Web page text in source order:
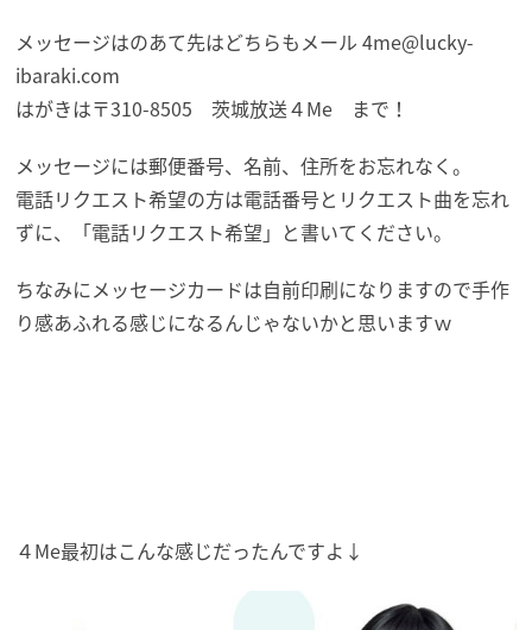
メッセージはのあて先はどちらもメール 4me@lucky-
ibaraki.com
はがきは〒310-8505 茨城放送４Me まで！
メッセージには郵便番号、名前、住所をお忘れなく。
電話リクエスト希望の方は電話番号とリクエスト曲を忘れ
ずに、「電話リクエスト希望」と書いてください。
ちなみにメッセージカードは自前印刷になりますので手作
り感あふれる感じになるんじゃないかと思いますｗ
４Me最初はこんな感じだったんですよ↓